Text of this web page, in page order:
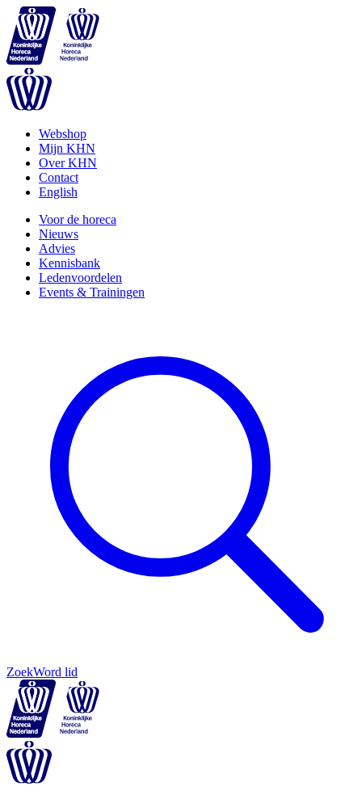
Webshop
Mijn KHN
Over KHN
Contact
English
Voor de horeca
Nieuws
Advies
Kennisbank
Ledenvoordelen
Events & Trainingen
ZoekWord lid